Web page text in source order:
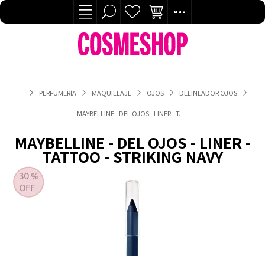
PERFUMERÍA MAQUILLAJE OJOS DELINEADOR OJOS
MAYBELLINE - DEL OJOS - LINER - TATTOO - STRIKING NAVY
MAYBELLINE - DEL OJOS - LINER -
TATTOO - STRIKING NAVY